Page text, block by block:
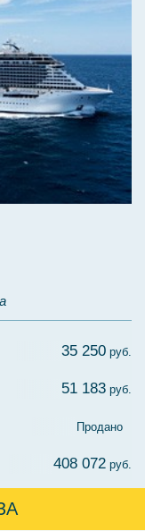
35 250 руб.
51 183 руб.
Продано
408 072 руб.